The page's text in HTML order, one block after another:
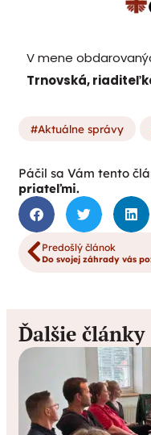
V mene
Trnovská,
Aktuálne správy
Páčil sa Vám tento
priateľmi.
Predošlý článok
Ďalšie články